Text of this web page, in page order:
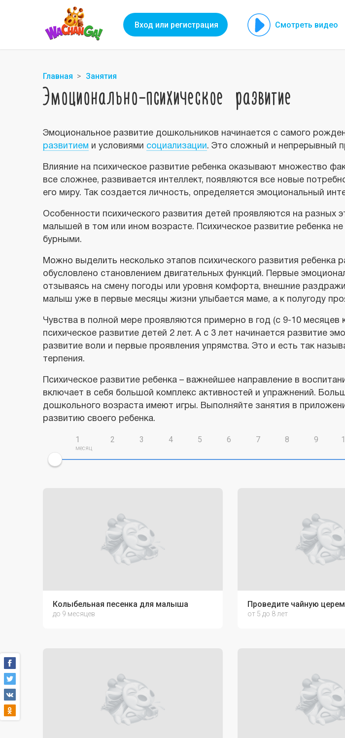
Вход или регистрация Смотреть видео
Главная Занятия
Эмоционально-психическое развитие
Эмоциональное развитие дошкольников начинается с самого
развитием и условиями социализации. Это сложный и непрерывный
Влияние на психическое развитие ребенка оказывают множество
все сложнее, развивается интеллект, появляются все новые
его миру. Так создается личность, определяется эмоциональный
Особенности психического развития детей проявляются на
малышей в том или ином возрасте. Психическое развитие ребенка
бурными.
Можно выделить несколько этапов психического развития ребенка
обусловлено становлением двигательных функций. Первые
отзываясь на смену погоды или уровня комфорта, внешние
малыш уже в первые месяцы жизни улыбается маме, а к полугоду
Чувства в полной мере проявляются примерно в год (с 9-10 месяцев
психическое развитие детей 2 лет. А с 3 лет начинается развитие
развитие воли и первые проявления упрямства. Это и есть так
терпения.
Психическое развитие ребенка – важнейшее направление в
включает в себя большой комплекс активностей и упражнений.
дошкольного возраста имеют игры. Выполняйте занятия в
развитию своего ребенка.
1
месяц
2 3 4 5 6 7 8 9
Колыбельная песенка для малыша
до 9 месяцев
Проведите чайную
от 5 до 8 лет